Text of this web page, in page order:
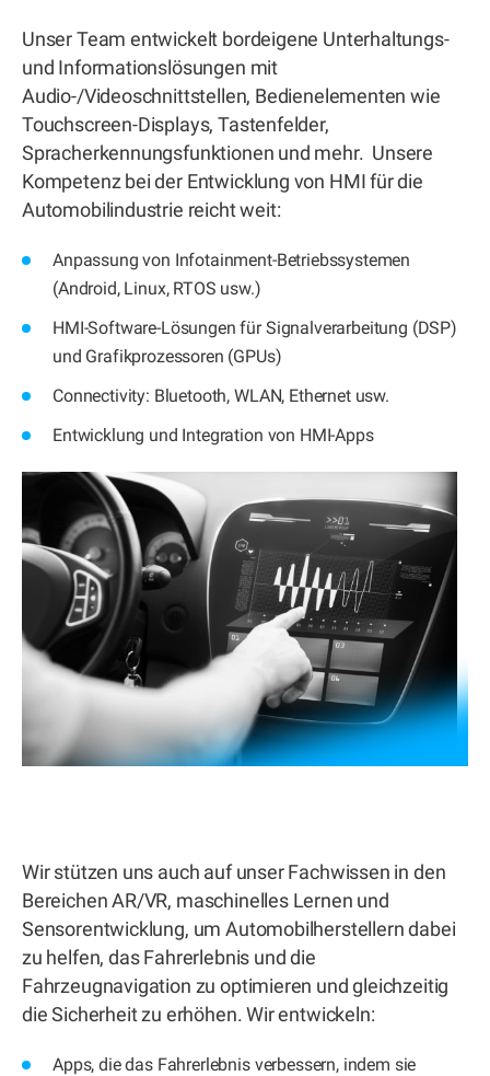
Unser Team entwickelt bordeigene Unterhaltungs-
und Informationslösungen mit
Audio-/Videoschnittstellen, Bedienelementen wie
Touchscreen-Displays, Tastenfelder,
Spracherkennungsfunktionen und mehr. Unsere
Kompetenz bei der Entwicklung von HMI für die
Automobilindustrie reicht weit:
Anpassung von Infotainment-Betriebssystemen
(Android, Linux, RTOS usw.)
HMI-Software-Lösungen für Signalverarbeitung (DSP)
und Grafikprozessoren (GPUs)
Connectivity: Bluetooth, WLAN, Ethernet usw.
Entwicklung und Integration von HMI-Apps
Wir stützen uns auch auf unser Fachwissen in den
Bereichen AR/VR, maschinelles Lernen und
Sensorentwicklung, um Automobilherstellern dabei
zu helfen, das Fahrerlebnis und die
Fahrzeugnavigation zu optimieren und gleichzeitig
die Sicherheit zu erhöhen. Wir entwickeln:
Apps, die das Fahrerlebnis verbessern, indem sie